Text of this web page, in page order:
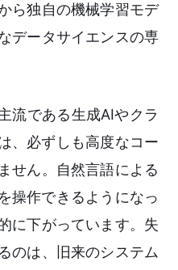
ら独自の機械学習モデ
データサイエンスの専
流である生成AIやクラ
、必ずしも高度なコー
せん。自然言語による
操作できるようになっ
に下がっています。失
のは、旧来のシステム